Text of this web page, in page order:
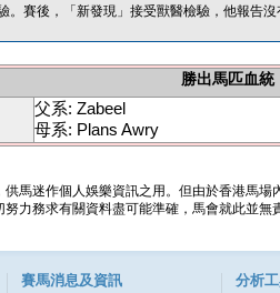
。賽後，「新發現」接受獸醫檢驗，他報告
勝出馬匹血統
父系: Zabeel
母系: Plans Awry
馬迷作個人娛樂資訊之用。但由於香港馬
力務求有關資料盡可能準確，馬會就此並
賽馬消息及資訊 分析